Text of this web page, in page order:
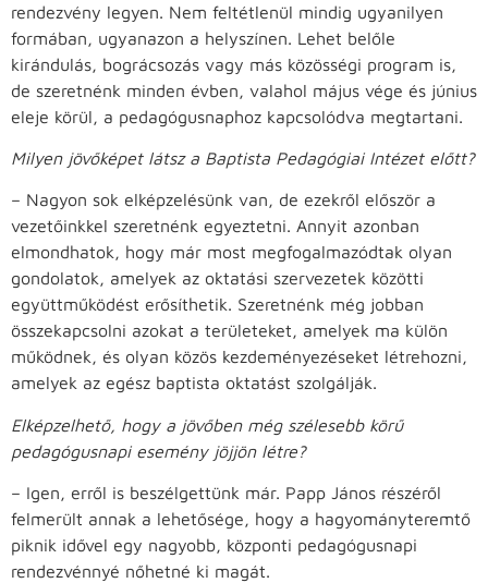
rendezvény legyen. Nem feltétlenül mindig ugyanilyen
formában, ugyanazon a helyszínen. Lehet belőle
kirándulás, bográcsozás vagy más közösségi program is,
de szeretnénk minden évben, valahol május vége és június
eleje körül, a pedagógusnaphoz kapcsolódva megtartani.
Milyen jövőképet látsz a Baptista Pedagógiai Intézet előtt?
– Nagyon sok elképzelésünk van, de ezekről először a
vezetőinkkel szeretnénk egyeztetni. Annyit azonban
elmondhatok, hogy már most megfogalmazódtak olyan
gondolatok, amelyek az oktatási szervezetek közötti
együttműködést erősíthetik. Szeretnénk még jobban
összekapcsolni azokat a területeket, amelyek ma külön
működnek, és olyan közös kezdeményezéseket létrehozni,
amelyek az egész baptista oktatást szolgálják.
Elképzelhető, hogy a jövőben még szélesebb körű
pedagógusnapi esemény jöjjön létre?
– Igen, erről is beszélgettünk már. Papp János részéről
felmerült annak a lehetősége, hogy a hagyományteremtő
piknik idővel egy nagyobb, központi pedagógusnapi
rendezvénnyé nőhetné ki magát.